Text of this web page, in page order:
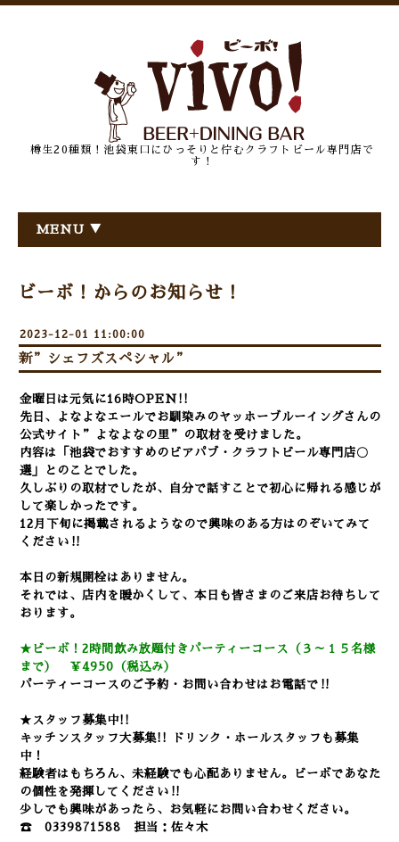
樽生20種類！池袋東口にひっそりと佇むクラフトビール専門店で
す！
MENU ▼
ビーボ！からのお知らせ！
2023-12-01 11:00:00
新”シェフズスペシャル”
金曜日は元気に16時OPEN!!
先日、よなよなエールでお馴染みのヤッホーブルーイングさんの
公式サイト”よなよなの里”の取材を受けました。
内容は「池袋でおすすめのビアパブ・クラフトビール専門店〇
選」とのことでした。
久しぶりの取材でしたが、自分で話すことで初心に帰れる感じが
して楽しかったです。
12月下旬に掲載されるようなので興味のある方はのぞいてみて
ください‼
本日の新規開栓はありません。
それでは、店内を暖かくして、本日も皆さまのご来店お待ちして
おります。
★ビーボ！2時間飲み放題付きパーティーコース（３～１５名様
まで） ￥4950（税込み）
パーティーコースのご予約・お問い合わせはお電話で‼
★スタッフ募集中!!
キッチンスタッフ大募集!! ドリンク・ホールスタッフも募集
中！
経験者はもちろん、未経験でも心配ありません。
ビーボであなた
の個性を発揮してください‼
少しでも興味があったら、お気軽にお問い合わせください。
☎ 0339871588 担当：佐々木